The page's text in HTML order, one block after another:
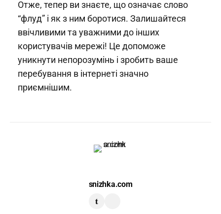
Отже, тепер ви знаєте, що означає слово
“флуд” і як з ним боротися. Залишайтеся
ввічливими та уважними до інших
користувачів мережі! Це допоможе
уникнути непорозумінь і зробить ваше
перебування в інтернеті значно
приємнішим.
snizhka.com
t